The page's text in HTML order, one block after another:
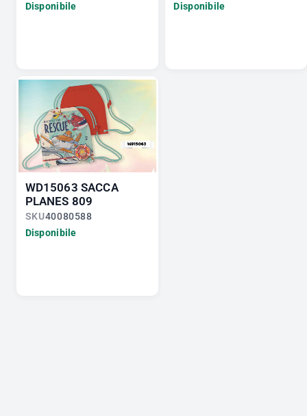
Disponibile
Disponibile
WD15063 SACCA
PLANES 809
SKU40080588
Disponibile